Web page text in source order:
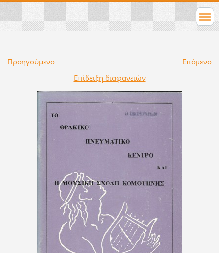
Προηγούμενο
Επόμενο
Επίδειξη διαφανειών